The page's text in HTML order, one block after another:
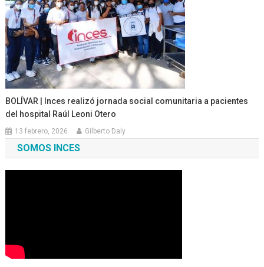
BOLÍVAR | Inces realizó jornada social comunitaria a pacientes
del hospital Raúl Leoni Otero
13 febrero, 2026 Gilberto Daly
SOMOS INCES